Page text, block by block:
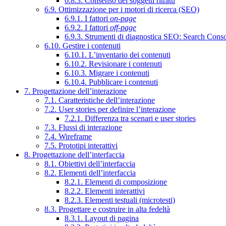
6.9. Ottimizzazione per i motori di ricerca (SEO)
6.9.1. I fattori on-page
6.9.2. I fattori off-page
6.9.3. Strumenti di diagnostica SEO: Search
6.10. Gestire i contenuti
6.10.1. L’inventario dei contenuti
6.10.2. Revisionare i contenuti
6.10.3. Migrare i contenuti
6.10.4. Pubblicare i contenuti
7. Progettazione dell’interazione
7.1. Caratteristiche dell’interazione
7.2. User stories per definire l’interazione
7.2.1. Differenza tra scenari e user stories
7.3. Flussi di interazione
7.4. Wireframe
7.5. Prototipi interattivi
8. Progettazione dell’interfaccia
8.1. Obiettivi dell’interfaccia
8.2. Elementi dell’interfaccia
8.2.1. Elementi di composizione
8.2.2. Elementi interattivi
8.2.3. Elementi testuali (microtesti)
8.3. Progettare e costruire in alta fedeltà
8.3.1. Layout di pagina